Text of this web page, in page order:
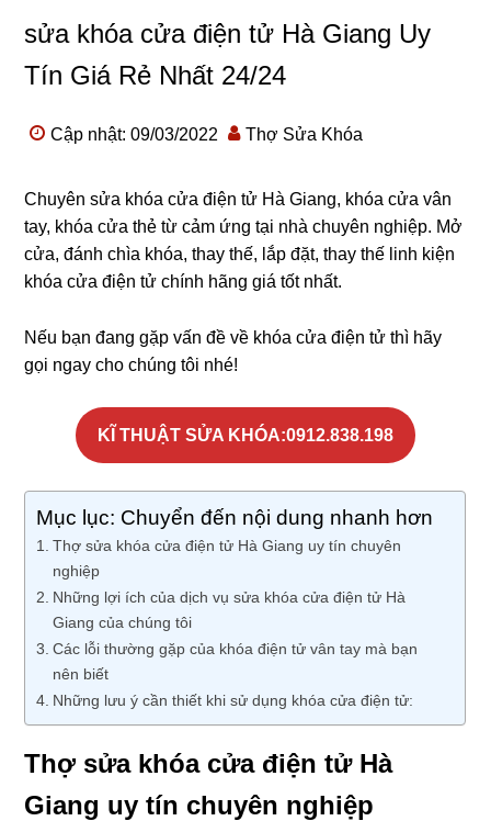
sửa khóa cửa điện tử Hà Giang Uy
Tín Giá Rẻ Nhất 24/24
Cập nhật: 09/03/2022 Thợ Sửa Khóa
Chuyên sửa khóa cửa điện tử Hà Giang, khóa cửa vân
tay, khóa cửa thẻ từ cảm ứng tại nhà chuyên nghiệp. Mở
cửa, đánh chìa khóa, thay thế, lắp đặt, thay thế linh kiện
khóa cửa điện tử chính hãng giá tốt nhất.
Nếu bạn đang gặp vấn đề về khóa cửa điện tử thì hãy
gọi ngay cho chúng tôi nhé!
KĨ THUẬT SỬA KHÓA:0912.838.198
Mục lục: Chuyển đến nội dung nhanh hơn
Thợ sửa khóa cửa điện tử Hà Giang uy tín chuyên
nghiệp
Những lợi ích của dịch vụ sửa khóa cửa điện tử Hà
Giang của chúng tôi
Các lỗi thường gặp của khóa điện tử vân tay mà bạn
nên biết
Những lưu ý cần thiết khi sử dụng khóa cửa điện tử:
Thợ sửa khóa cửa điện tử Hà
Giang uy tín chuyên nghiệp